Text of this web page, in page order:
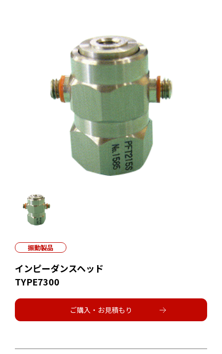
振動製品
インピーダンスヘッド
TYPE7300
ご購入・お見積もり